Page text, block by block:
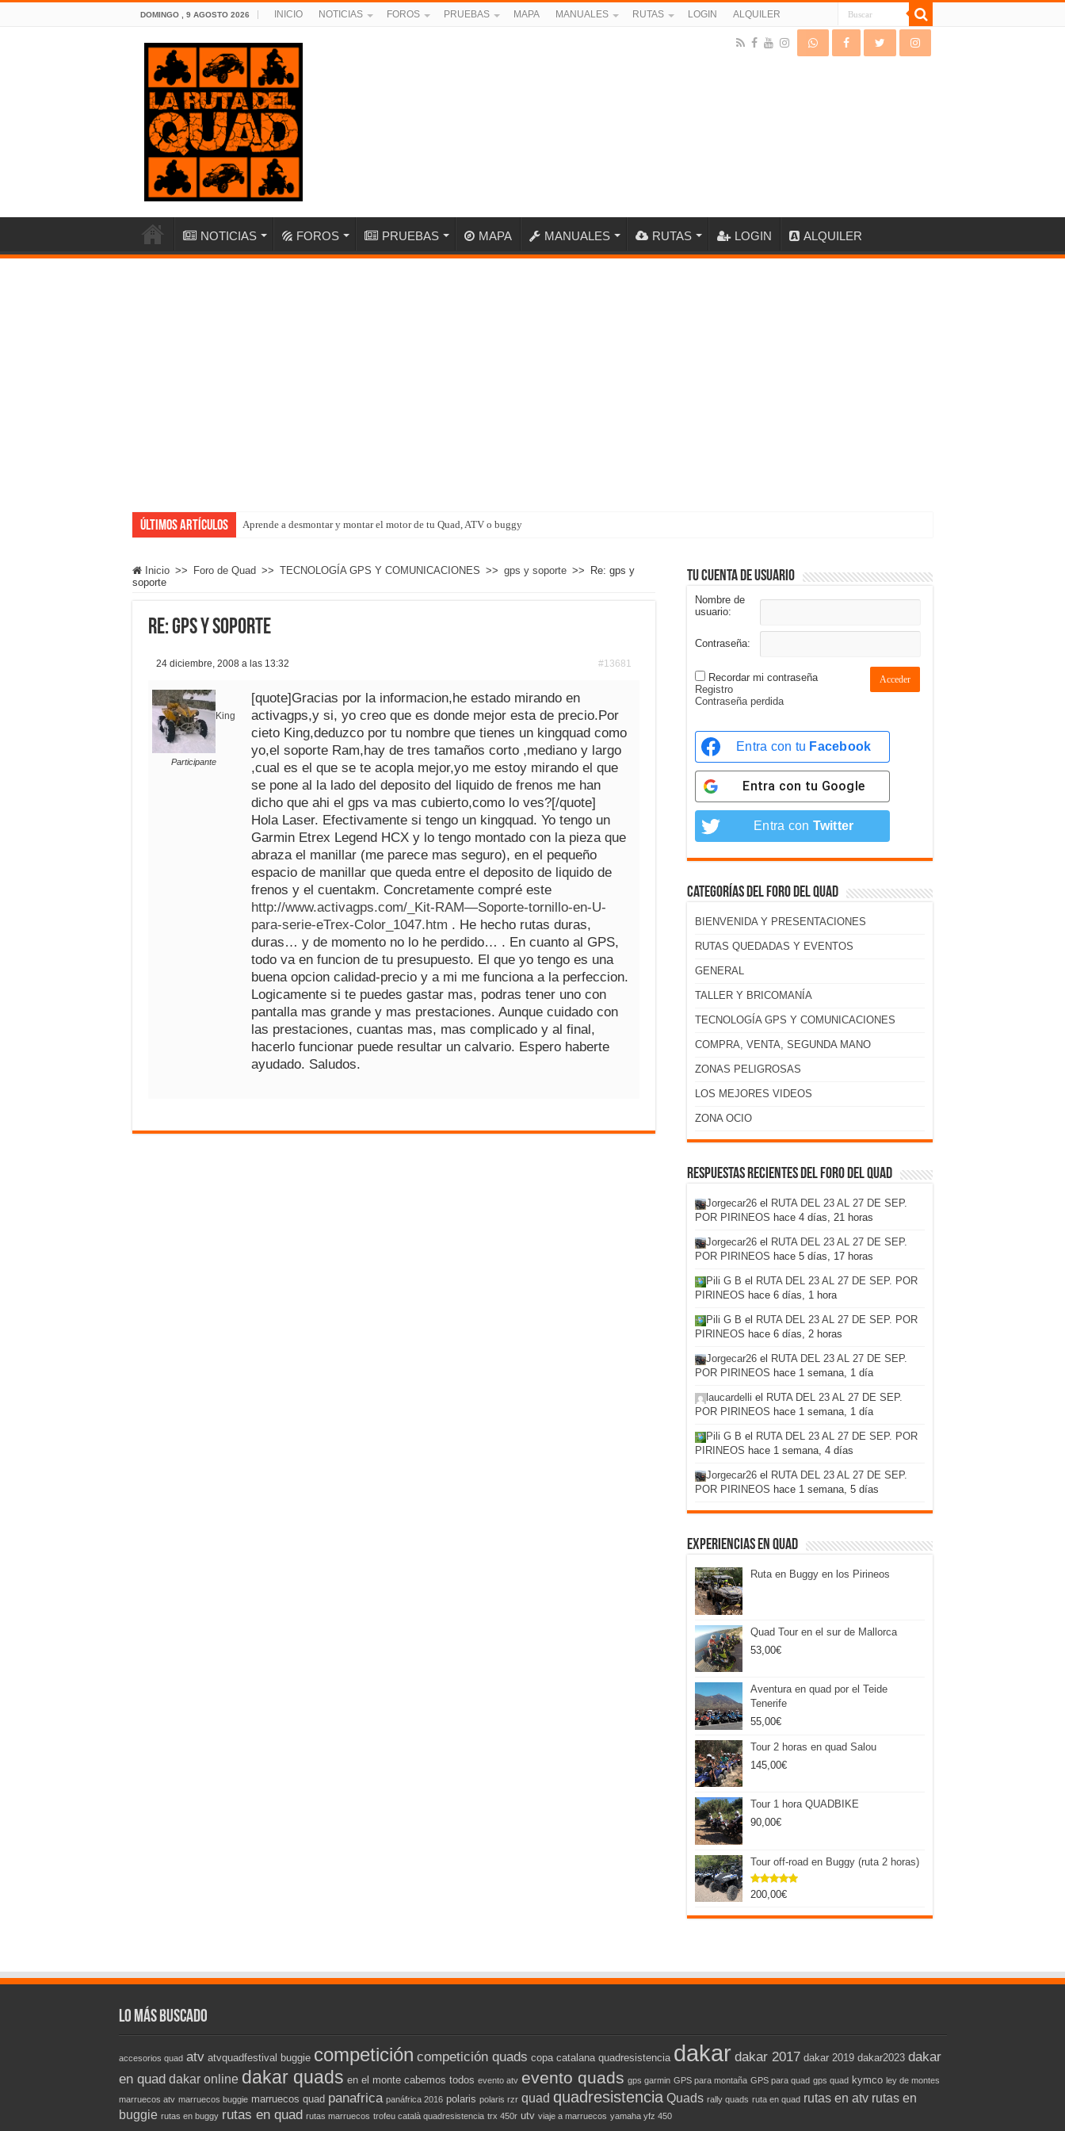
DOMINGO , 9 AGOSTO 2026 INICIO NOTICIAS FOROS PRUEBAS MAPA MANUALES RUTAS LOGIN ALQUILER
NOTICIAS FOROS PRUEBAS MAPA MANUALES RUTAS LOGIN ALQUILER
Últimos artículos Aprende a desmontar y montar el motor de tu Quad, ATV o buggy
Inicio >> Foro de Quad >> TECNOLOGÍA GPS Y COMUNICACIONES >> gps y soporte >>
Re: gps y
soporte
Re: gps y soporte
24 diciembre, 2008 a las 13:32 #13681
King
Participante
[quote]Gracias por la informacion,he estado mirando en
activagps,y si, yo creo que es donde mejor esta de precio.Por
cieto King,deduzco por tu nombre que tienes un kingquad como
yo,el soporte Ram,hay de tres tamaños corto ,mediano y largo
,cual es el que se te acopla mejor,yo me estoy mirando el que
se pone al la lado del deposito del liquido de frenos me han
dicho que ahi el gps va mas cubierto,como lo ves?[/quote]
Hola Laser. Efectivamente si tengo un kingquad. Yo tengo un
Garmin Etrex Legend HCX y lo tengo montado con la pieza que
abraza el manillar (me parece mas seguro), en el pequeño
espacio de manillar que queda entre el deposito de liquido de
frenos y el cuentakm. Concretamente compré este
http://www.activagps.com/_Kit-RAM—Soporte-tornillo-en-U-
para-serie-eTrex-Color_1047.htm . He hecho rutas duras,
duras… y de momento no lo he perdido… . En cuanto al GPS,
todo va en funcion de tu presupuesto. El que yo tengo es una
buena opcion calidad-precio y a mi me funciona a la perfeccion.
Logicamente si te puedes gastar mas, podras tener uno con
pantalla mas grande y mas prestaciones. Aunque cuidado con
las prestaciones, cuantas mas, mas complicado y al final,
hacerlo funcionar puede resultar un calvario. Espero haberte
ayudado. Saludos.
Tu cuenta de usuario
Nombre de
usuario:
Contraseña:
Recordar mi contraseña Acceder
Registro
Contraseña perdida
Entra con tu Facebook
Entra con tu Google
Entra con Twitter
Categorías del foro del Quad
BIENVENIDA Y PRESENTACIONES
RUTAS QUEDADAS Y EVENTOS
GENERAL
TALLER Y BRICOMANÍA
TECNOLOGÍA GPS Y COMUNICACIONES
COMPRA, VENTA, SEGUNDA MANO
ZONAS PELIGROSAS
LOS MEJORES VIDEOS
ZONA OCIO
Respuestas recientes del foro del Quad
Jorgecar26 el RUTA DEL 23 AL 27 DE SEP.
POR PIRINEOS hace 4 días, 21 horas
Jorgecar26 el RUTA DEL 23 AL 27 DE SEP.
POR PIRINEOS hace 5 días, 17 horas
Pili G B el RUTA DEL 23 AL 27 DE SEP. POR
PIRINEOS hace 6 días, 1 hora
Pili G B el RUTA DEL 23 AL 27 DE SEP. POR
PIRINEOS hace 6 días, 2 horas
Jorgecar26 el RUTA DEL 23 AL 27 DE SEP.
POR PIRINEOS hace 1 semana, 1 día
laucardelli el RUTA DEL 23 AL 27 DE SEP.
POR PIRINEOS hace 1 semana, 1 día
Pili G B el RUTA DEL 23 AL 27 DE SEP. POR
PIRINEOS hace 1 semana, 4 días
Jorgecar26 el RUTA DEL 23 AL 27 DE SEP.
POR PIRINEOS hace 1 semana, 5 días
Experiencias en Quad
Ruta en Buggy en los Pirineos
Quad Tour en el sur de Mallorca
53,00€
Aventura en quad por el Teide
Tenerife
55,00€
Tour 2 horas en quad Salou
145,00€
Tour 1 hora QUADBIKE
90,00€
Tour off-road en Buggy (ruta 2 horas)
Valorado
de 5
200,00€
Lo más buscado
accesorios quad atv atvquadfestival buggie competición competición quads copa catalana quadresistencia dakar dakar 2017 dakar 2019 dakar2023 dakar
en quad dakar online dakar quads en el monte cabemos todos evento atv evento quads gps garmin GPS para montaña GPS para quad gps quad kymco ley de montes
marruecos atv marruecos buggie marruecos quad panafrica panáfrica 2016 polaris polaris rzr quad quadresistencia Quads rally quads ruta en quad rutas en atv rutas en
buggie rutas en buggy rutas en quad rutas marruecos trofeu català quadresistencia trx 450r utv viaje a marruecos yamaha yfz 450